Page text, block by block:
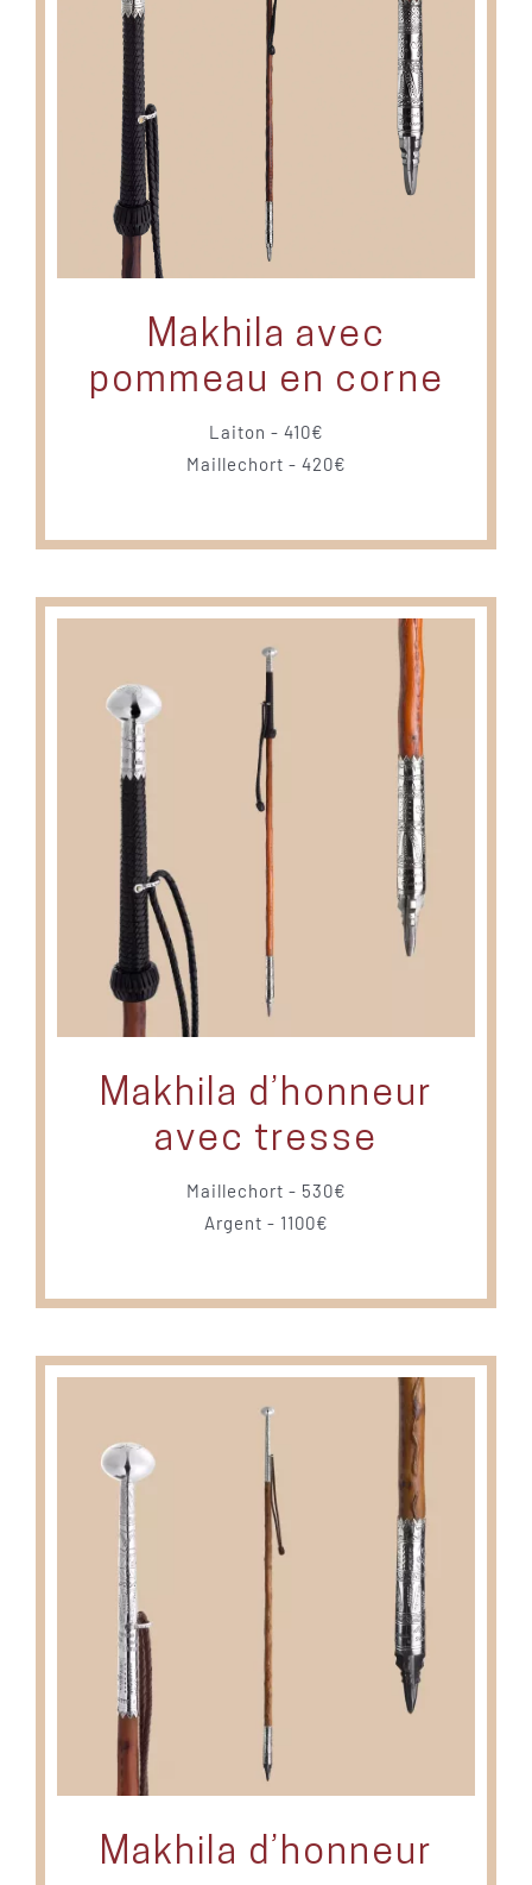
Makhila avec
pommeau en corne
Laiton - 410€
Maillechort - 420€
Makhila d’honneur
avec tresse
Maillechort - 530€
Argent - 1100€
Makhila d’honneur